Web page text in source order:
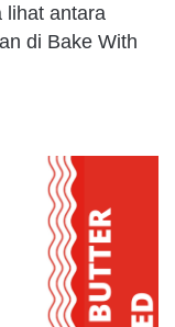
lihat antara
di Bake With